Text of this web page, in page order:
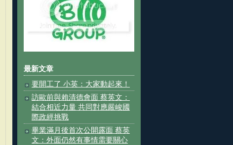
最新文章
要開工了 小英：大家動起來！
訪歐前與賴清德會面 蔡英文：
結合相近力量 共同對應嚴峻國
際政經挑戰
畢業滿月後首次公開露面 蔡英
文：外面仍然有事情需要關心